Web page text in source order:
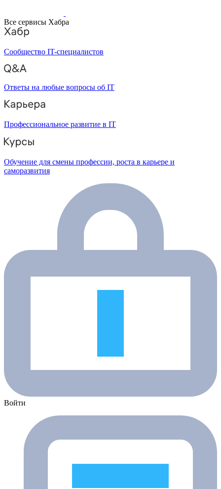
Все сервисы Хабра
Сообщество IT-специалистов
Ответы на любые вопросы об IT
Профессиональное развитие в IT
Обучение для смены профессии, роста в карьере и
саморазвития
Войти